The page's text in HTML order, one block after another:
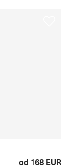
od 168 EUR